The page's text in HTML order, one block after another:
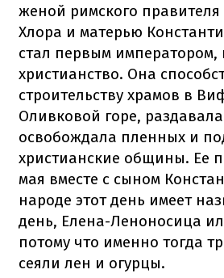
женой римского
Хлора и матерью
стал первым
христианство. Она
строительству храмов в
Оливковой горе,
освобождала пленных и
христианские общины. Ее
мая вместе с сыном
народе этот день имеет
день, Елена-Леноносица
потому что именно тогда
сеяли лен и огурцы.